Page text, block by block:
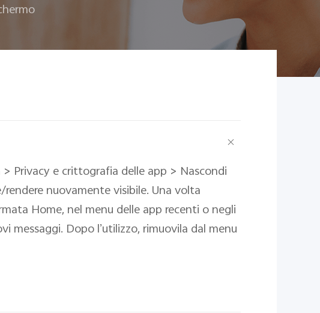
Privacy e crittografia delle app > Nascondi
nuovamente visibile. Una volta
Home, nel menu delle app recenti o negli
messaggi. Dopo l’utilizzo, rimuovila dal menu